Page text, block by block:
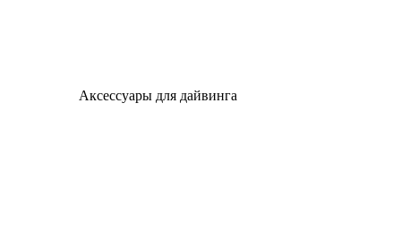
Аксессуары для дайвинга